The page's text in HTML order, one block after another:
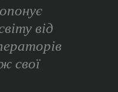
від
свої